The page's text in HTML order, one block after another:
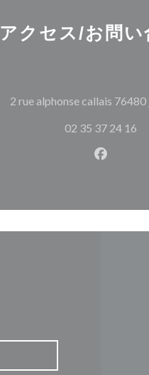
アクセス/お問い
2 rue alphonse callais 76480
02 35 37 24 16